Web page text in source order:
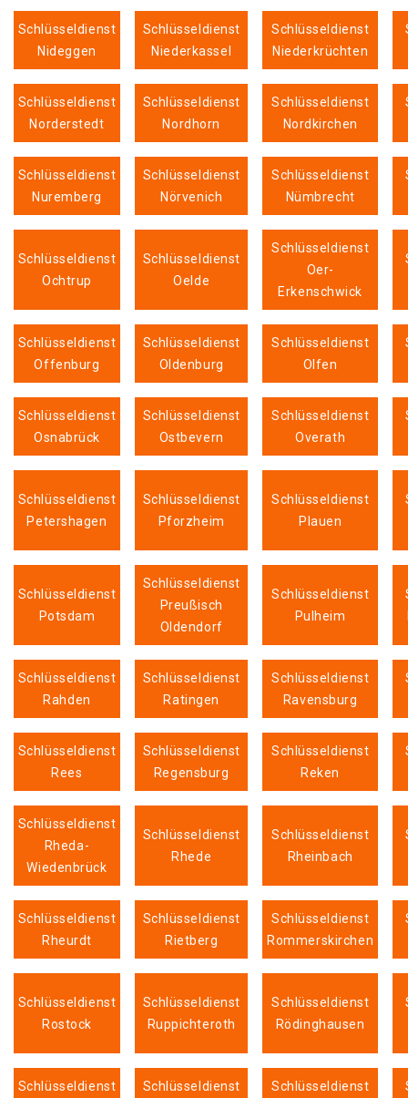
Schlüsseldienst
Nideggen
Schlüsseldienst
Niederkassel
Schlüsseldienst
Niederkrüchten
Schlüsseldienst
Norderstedt
Schlüsseldienst
Nordhorn
Schlüsseldienst
Nordkirchen
Schlüsseldienst
Nuremberg
Schlüsseldienst
Nörvenich
Schlüsseldienst
Nümbrecht
Schlüsseldienst
Ochtrup
Schlüsseldienst
Oelde
Schlüsseldienst
Oer-
Erkenschwick
Schlüsseldienst
Offenburg
Schlüsseldienst
Oldenburg
Schlüsseldienst
Olfen
Schlüsseldienst
Osnabrück
Schlüsseldienst
Ostbevern
Schlüsseldienst
Overath
Schlüsseldienst
Petershagen
Schlüsseldienst
Pforzheim
Schlüsseldienst
Plauen
Schlüsseldienst
Potsdam
Schlüsseldienst
Preußisch
Oldendorf
Schlüsseldienst
Pulheim
Schlüsseldienst
Rahden
Schlüsseldienst
Ratingen
Schlüsseldienst
Ravensburg
Schlüsseldienst
Rees
Schlüsseldienst
Regensburg
Schlüsseldienst
Reken
Schlüsseldienst
Rheda-
Wiedenbrück
Schlüsseldienst
Rhede
Schlüsseldienst
Rheinbach
Schlüsseldienst
Rheurdt
Schlüsseldienst
Rietberg
Schlüsseldienst
Rommerskirchen
Schlüsseldienst
Rostock
Schlüsseldienst
Ruppichteroth
Schlüsseldienst
Rödinghausen
Schlüsseldienst Schlüsseldienst Schlüsseldienst